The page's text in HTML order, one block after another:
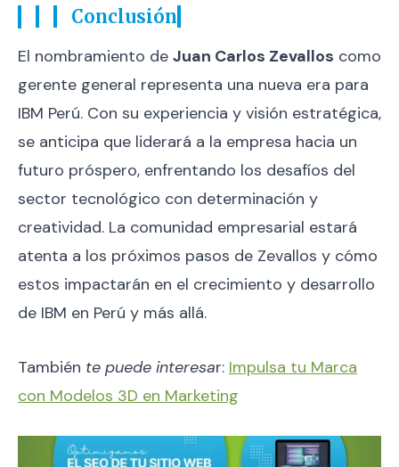
Conclusión
El nombramiento de Juan Carlos Zevallos como
gerente general representa una nueva era para
IBM Perú. Con su experiencia y visión estratégica,
se anticipa que liderará a la empresa hacia un
futuro próspero, enfrentando los desafíos del
sector tecnológico con determinación y
creatividad. La comunidad empresarial estará
atenta a los próximos pasos de Zevallos y cómo
estos impactarán en el crecimiento y desarrollo
de IBM en Perú y más allá.
También te puede interesar: Impulsa tu Marca
con Modelos 3D en Marketing